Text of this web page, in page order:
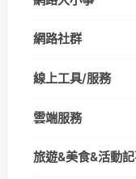
網路社群
線上工具/服務
雲端服務
旅遊&美食&活動